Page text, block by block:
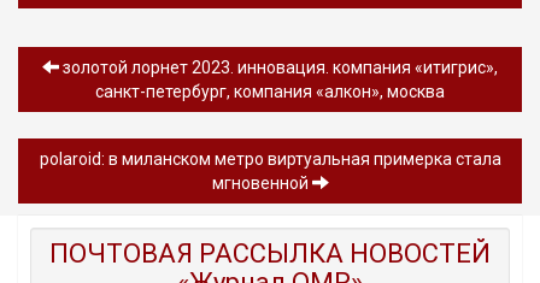
золотой лорнет 2023. инновация. компания «итигрис»,
санкт-петербург, компания «алкон», москва
polaroid: в миланском метро виртуальная примерка стала
мгновенной
ПОЧТОВАЯ РАССЫЛКА НОВОСТЕЙ